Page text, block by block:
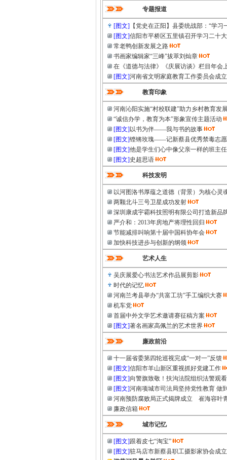
专题报道
[图文] 【党史在正阳】县委统战部：“学
[图文]信阳市平桥区五里镇召开学习二十
常老鸭创新发展之路
书画家编辑家“三峰”拔萃刘灿章
在《道德与法律》《庆展访谈》栏目年会
[图文]河南省文明家庭教育工作委员会成立
教育印象
河南沁阳实施“村校联建”助力乡村教育
“诚信办学，教育为本”形象宣传主题活动
[图文] 以书为伴——我与书的故事
[图文]铿锵玫瑰——记新蔡县优秀禁毒志
[图文]他是学生们心中像父亲一样的班主
[图文]史超思语
科技发明
以河图洛书厚蕴之道德（背景）为核心灵
两颗北斗三号卫星成功发射
深圳康成宇霸科技照明有限公司打造新品
严介和：2013年房地产将理性回归
节能减排叫响第十届中国科协年会
加快科技进步与创新的纲领
艺术人生
吴庆展爱心书法艺术作品展剪影
时代的记忆
河南兰考县举办“共富工坊”手工编织大赛
机车党
首届中外文学艺术邀请赛征稿方案
[图文]著名画家高佩兰的艺术世界
廉政前沿
十一届省委第四轮巡视完成“一对一”反馈
[图文]信阳市羊山新区重视抓好党建工作
[图文]向警旗致敬！扶沟法院组织法警观
[图文]河南项城市司法局坚持党性教育 做
河南预防腐败局正式揭牌成立 崔海容叶
廉政信箱
城市记忆
[图文]跟着皮七“淘宝”
[图文]驻马店市新蔡县职工摄影家协会成